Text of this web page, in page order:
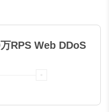
RPS Web DDoS